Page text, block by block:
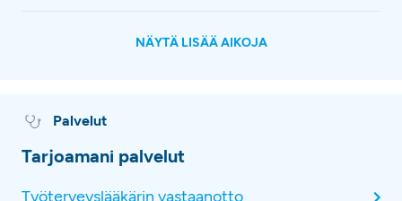
NÄYTÄ LISÄÄ AIKOJA
Palvelut
Tarjoamani palvelut
Työterveyslääkärin vastaanotto